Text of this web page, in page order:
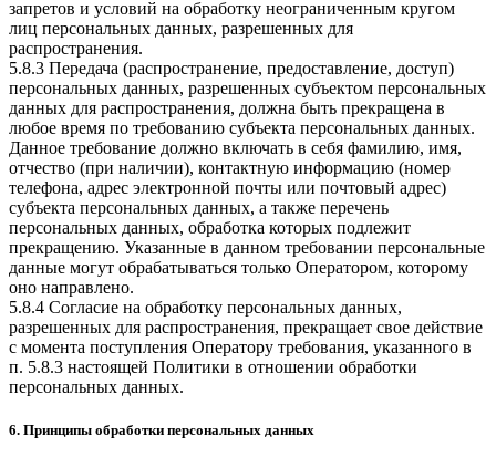
запретов и условий на обработку неограниченным кругом
лиц персональных данных, разрешенных для
распространения.
5.8.3 Передача (распространение, предоставление, доступ)
персональных данных, разрешенных субъектом персональных
данных для распространения, должна быть прекращена в
любое время по требованию субъекта персональных данных.
Данное требование должно включать в себя фамилию, имя,
отчество (при наличии), контактную информацию (номер
телефона, адрес электронной почты или почтовый адрес)
субъекта персональных данных, а также перечень
персональных данных, обработка которых подлежит
прекращению. Указанные в данном требовании персональные
данные могут обрабатываться только Оператором, которому
оно направлено.
5.8.4 Согласие на обработку персональных данных,
разрешенных для распространения, прекращает свое действие
с момента поступления Оператору требования, указанного в
п. 5.8.3 настоящей Политики в отношении обработки
персональных данных.
6. Принципы обработки персональных данных